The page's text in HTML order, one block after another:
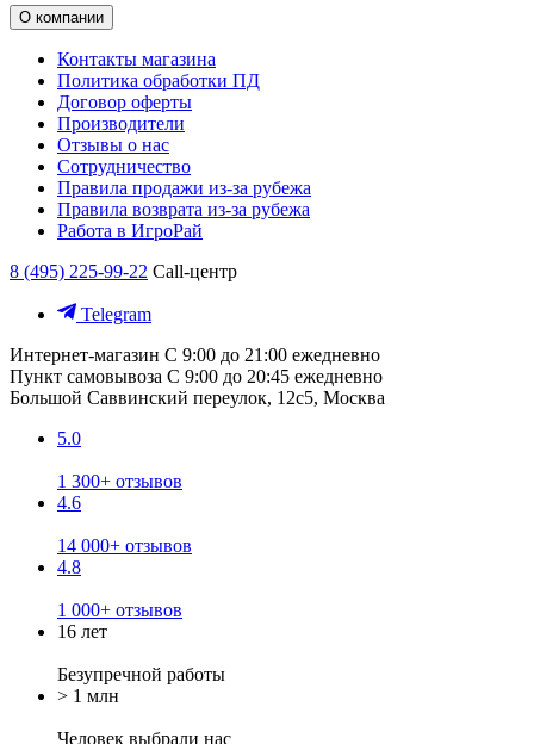
О компании
Контакты магазина
Политика обработки ПД
Договор оферты
Производители
Отзывы о нас
Сотрудничество
Правила продажи из-за рубежа
Правила возврата из-за рубежа
Работа в ИгроРай
8 (495) 225-99-22 Call-центр
Telegram
Интернет-магазин С 9:00 до 21:00 ежедневно
Пункт самовывоза С 9:00 до 20:45 ежедневно
Большой Саввинский переулок, 12с5, Москва
5.0
1 300+ отзывов
4.6
14 000+ отзывов
4.8
1 000+ отзывов
16 лет
Безупречной работы
> 1 млн
Человек выбрали нас